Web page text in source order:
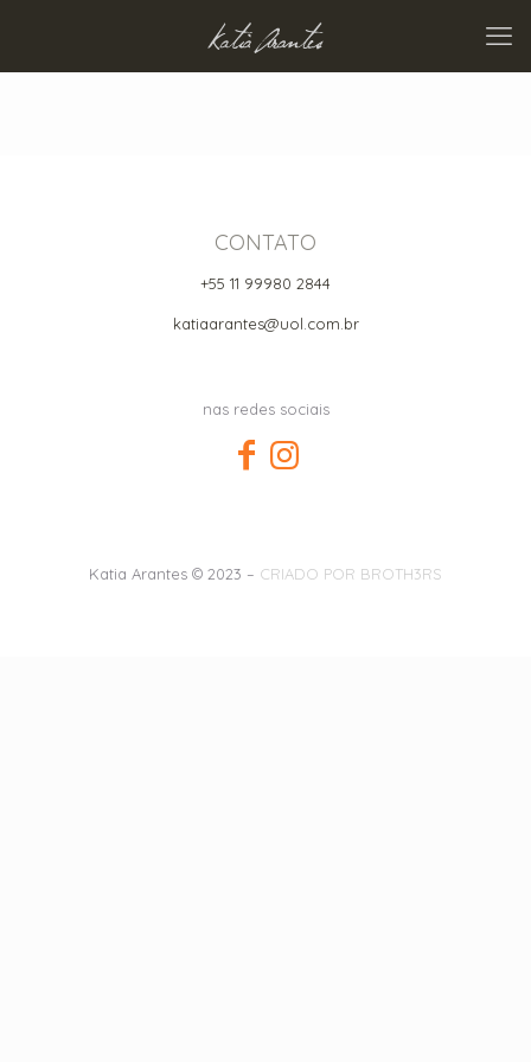
CONTATO
+55 11 99980 2844
katiaarantes@uol.com.br
nas redes sociais
Katia Arantes © 2023 – CRIADO POR BROTH3RS